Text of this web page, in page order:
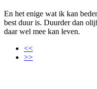
En het enige wat ik kan
best duur is. Duurder dan
daar wel mee kan leven.
<<
>>